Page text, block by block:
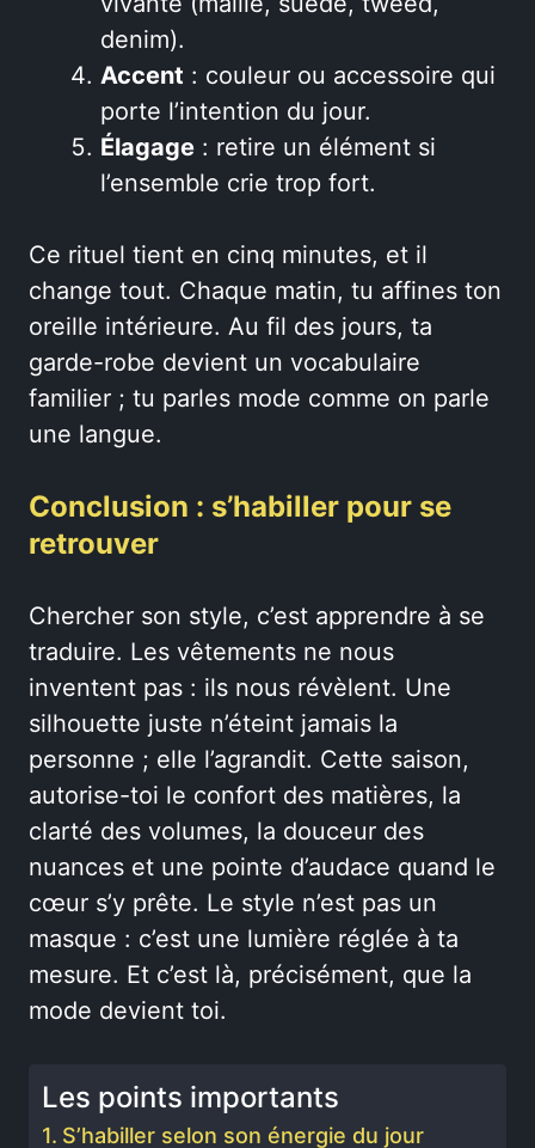
denim).
Accent : couleur ou accessoire qui
porte l’intention du jour.
Élagage : retire un élément si
l’ensemble crie trop fort.
Ce rituel tient en cinq minutes, et il
change tout. Chaque matin, tu affines ton
oreille intérieure. Au fil des jours, ta
garde-robe devient un vocabulaire
familier ; tu parles mode comme on parle
une langue.
Conclusion : s’habiller pour se
retrouver
Chercher son style, c’est apprendre à se
traduire. Les vêtements ne nous
inventent pas : ils nous révèlent. Une
silhouette juste n’éteint jamais la
personne ; elle l’agrandit. Cette saison,
autorise-toi le confort des matières, la
clarté des volumes, la douceur des
nuances et une pointe d’audace quand le
cœur s’y prête. Le style n’est pas un
masque : c’est une lumière réglée à ta
mesure. Et c’est là, précisément, que la
mode devient toi.
Les points importants
S’habiller selon son énergie du jour